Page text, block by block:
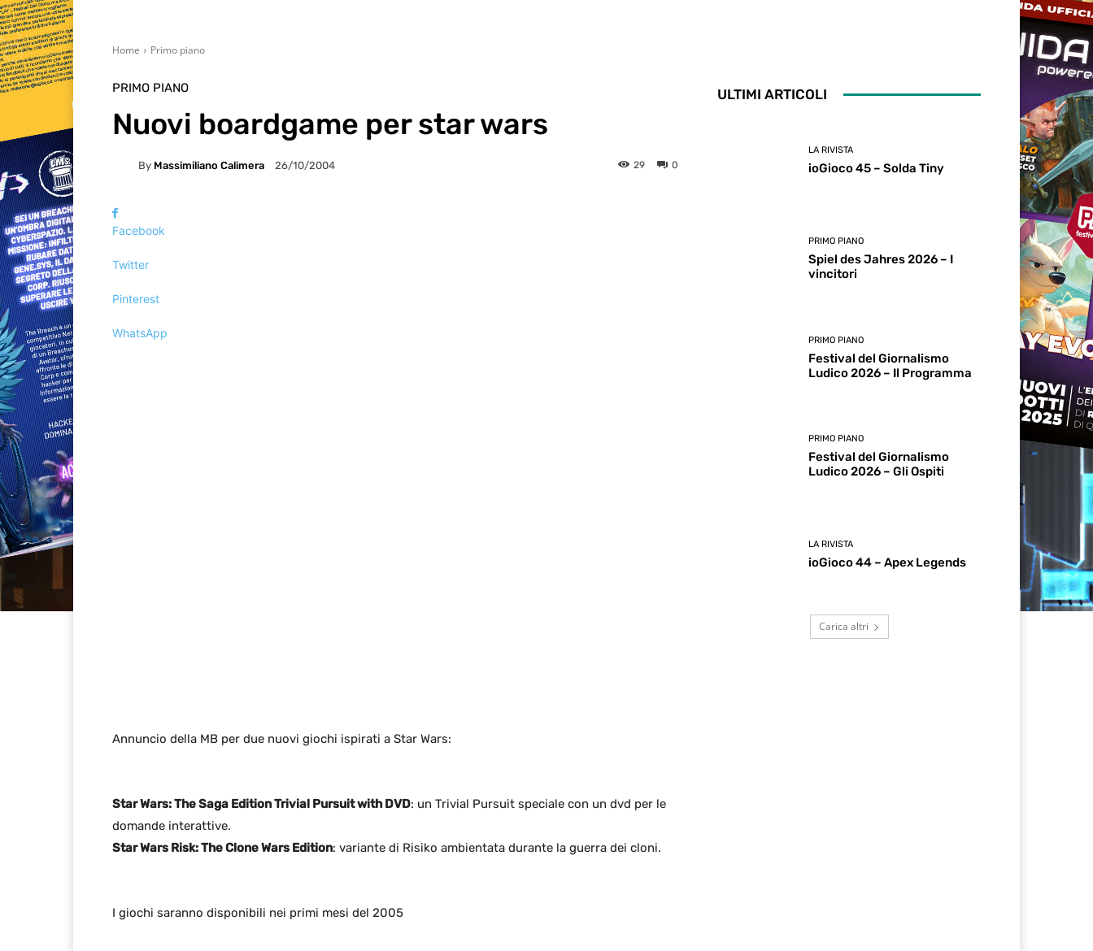
Home Primo piano
PRIMO PIANO
Nuovi boardgame per star wars
By Massimiliano Calimera 26/10/2004 0
29
Facebook
Twitter
Pinterest
WhatsApp
Annuncio della MB per due nuovi giochi ispirati a Star Wars:
Star Wars: The Saga Edition Trivial Pursuit with DVD: un Trivial Pursuit speciale con un dvd per le
domande interattive.
Star Wars Risk: The Clone Wars Edition: variante di Risiko ambientata durante la guerra dei cloni.
I giochi saranno disponibili nei primi mesi del 2005
ULTIMI ARTICOLI
LA RIVISTA
ioGioco 45 – Solda Tiny
PRIMO PIANO
Spiel des Jahres 2026 – I
vincitori
PRIMO PIANO
Festival del Giornalismo
Ludico 2026 – Il Programma
PRIMO PIANO
Festival del Giornalismo
Ludico 2026 – Gli Ospiti
LA RIVISTA
ioGioco 44 – Apex Legends
Carica altri